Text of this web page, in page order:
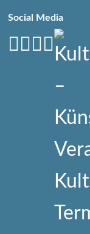
Social Media